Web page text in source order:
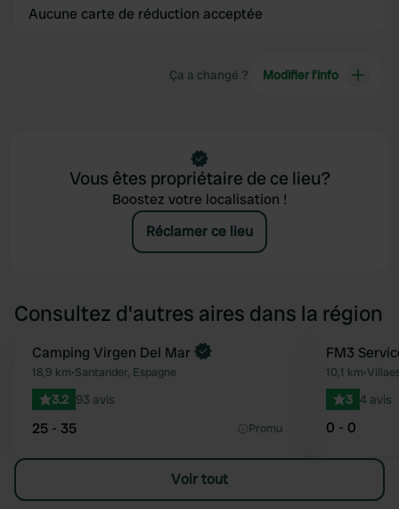
Aucune carte de réduction acceptée
Ça a changé ? Modifier l’info
Vous êtes propriétaire de ce lieu?
Boostez votre localisation !
Réclamer ce lieu
Consultez d'autres aires dans la région
Préféré
Reserve maintenant
Camping Virgen Del Mar
18,9 km•Santander, Espagne
3.2 93 avis
25 - 35 Promu
FM3
10,1 km•
3 4 avis
0 - 0
Voir tout